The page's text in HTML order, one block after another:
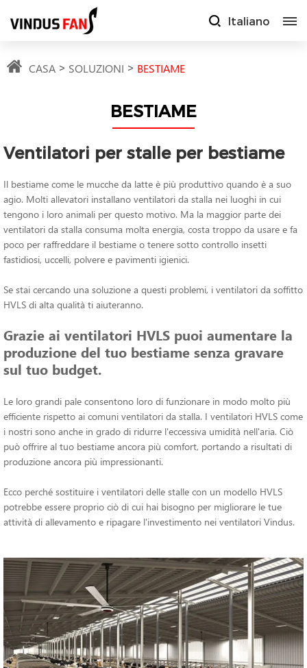
Italiano
CASA SOLUZIONI BESTIAME
BESTIAME
Ventilatori per stalle per bestiame
Il bestiame come le mucche da latte è più produttivo quando è a suo
agio. Molti allevatori installano ventilatori da stalla nei luoghi in cui
tengono i loro animali per questo motivo. Ma la maggior parte dei
ventilatori da stalla consuma molta energia, costa troppo da usare e fa
poco per raffreddare il bestiame o tenere sotto controllo insetti
fastidiosi, uccelli, polvere e pavimenti igienici.
Se stai cercando una soluzione a questi problemi, i ventilatori da soffitto
HVLS di alta qualità ti aiuteranno.
Grazie ai ventilatori HVLS puoi aumentare la
produzione del tuo bestiame senza gravare
sul tuo budget.
Le loro grandi pale consentono loro di funzionare in modo molto più
efficiente rispetto ai comuni ventilatori da stalla. I ventilatori HVLS come
i nostri sono anche in grado di ridurre l'eccessiva umidità nell'aria. Ciò
può offrire al tuo bestiame ancora più comfort, portando a risultati di
produzione ancora più impressionanti.
Ecco perché sostituire i ventilatori delle stalle con un modello HVLS
potrebbe essere proprio ciò di cui hai bisogno per migliorare le tue
attività di allevamento e ripagare l'investimento nei ventilatori Vindus.